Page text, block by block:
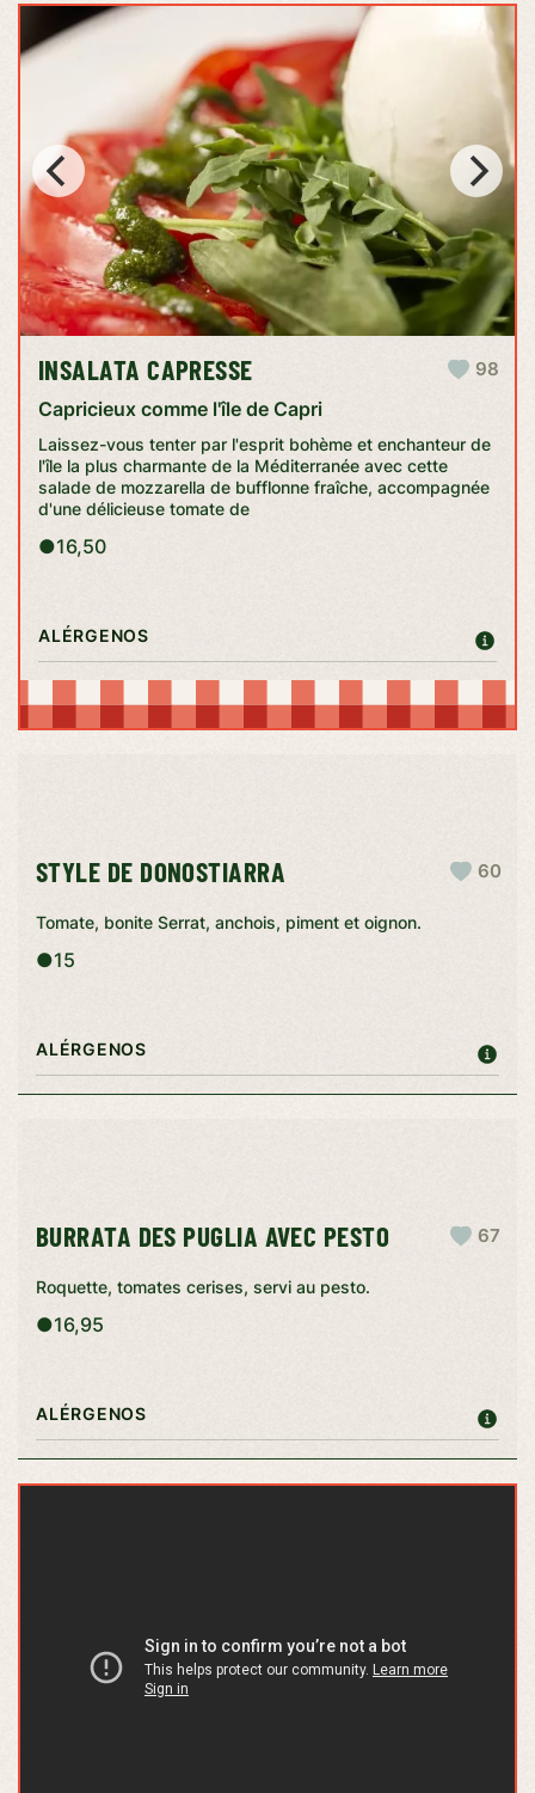
INSALATA CAPRESSE
98
Capricieux comme l'île de Capri
Laissez-vous tenter par l'esprit bohème et enchanteur de
l'île la plus charmante de la Méditerranée avec cette
salade de mozzarella de bufflonne fraîche, accompagnée
d'une délicieuse tomate de
●16,50
ALÉRGENOS
STYLE DE DONOSTIARRA 60
Tomate, bonite Serrat, anchois, piment et oignon.
●15
ALÉRGENOS
BURRATA DES PUGLIA AVEC PESTO 67
Roquette, tomates cerises, servi au pesto.
●16,95
ALÉRGENOS